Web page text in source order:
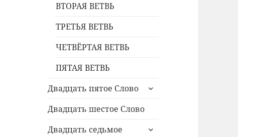
ВТОРАЯ ВЕТВЬ
ТРЕТЬЯ ВЕТВЬ
ЧЕТВЁРТАЯ ВЕТВЬ
ПЯТАЯ ВЕТВЬ
Двадцать пятое Слово
раскрыть
меню
Двадцать шестое Слово
Двадцать седьмое
раскрыть